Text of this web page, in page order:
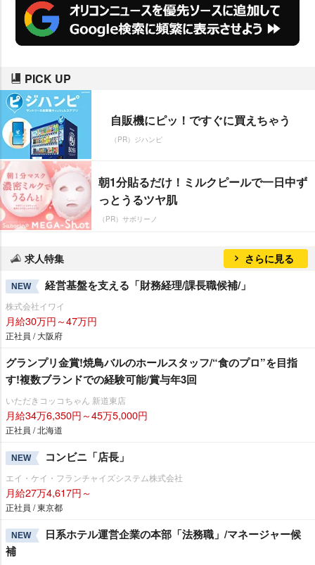
PICK UP
自販機にピッ！ですぐに買えちゃう
（PR）ジハンピ
朝1分貼るだけ！ミルクピールで一日中ず
っとうるツヤ肌
（PR）サボリーノ
求人特集 さらに見る
NEW 経営基盤を支える「財務経理/課長職候補/」
株式会社イワイ
月給30万円～47万円
正社員 / 大阪府
グランプリ金賞!焼鳥バルのホールスタッフ/“食のプロ”を目指
す!複数ブランドでの経験可能/賞与年3回
いただきコッコちゃん 新道東店
月給34万6,350円～45万5,000円
正社員 / 北海道
NEW コンビニ「店長」
エイ・ケイ・フランチャイズシステム株式会社
月給27万4,617円～
正社員 / 東京都
NEW
日系ホテル運営企業の本部「法務職」/マネージャー候
補